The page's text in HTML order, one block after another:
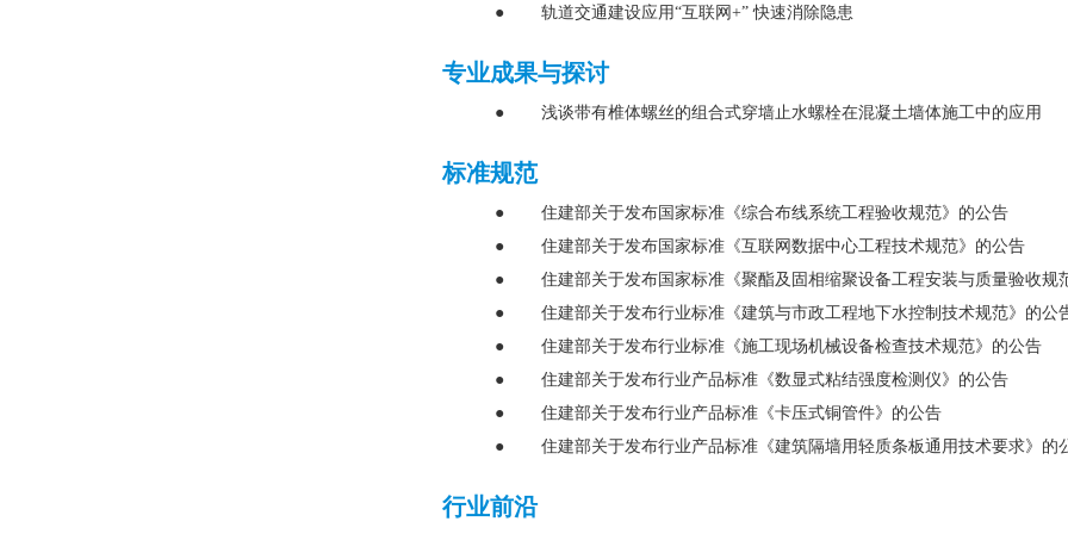
轨道交通建设应用“互联网+” 快速消除隐患
●
专业成果与探讨
浅谈带有椎体螺丝的组合式穿墙止水螺栓在混凝土墙体施工中的应用
●
标准规范
住建部关于发布国家标准《综合布线系统工程验收规范》的公告
●
住建部关于发布国家标准《互联网数据中心工程技术规范》的公告
●
住建部关于发布国家标准《聚酯及固相缩聚设备工程安装与质量验收规
●
住建部关于发布行业标准《建筑与市政工程地下水控制技术规范》的公
●
住建部关于发布行业标准《施工现场机械设备检查技术规范》的公告
●
住建部关于发布行业产品标准《数显式粘结强度检测仪》的公告
●
住建部关于发布行业产品标准《卡压式铜管件》的公告
●
住建部关于发布行业产品标准《建筑隔墙用轻质条板通用技术要求》的
●
行业前沿